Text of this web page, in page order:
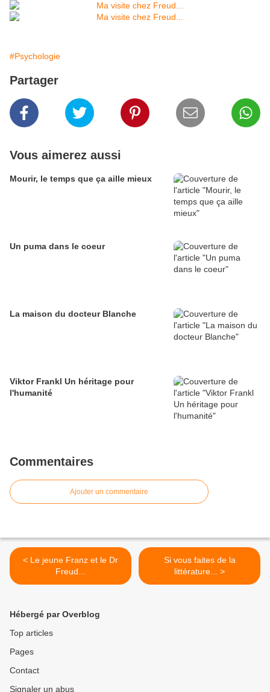
#Psychologie
Partager
Vous aimerez aussi
Mourir, le temps que ça aille mieux
Un puma dans le coeur
La maison du docteur Blanche
Viktor Frankl Un héritage pour
l'humanité
Commentaires
Ajouter un commentaire
< Le jeune Franz et le Dr
Freud...
Si vous faites de la
littérature... >
Hébergé par Overblog
Top articles
Pages
Contact
Signaler un abus